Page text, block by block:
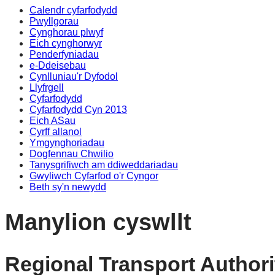
Calendr cyfarfodydd
Pwyllgorau
Cynghorau plwyf
Eich cynghorwyr
Penderfyniadau
e-Ddeisebau
Cynlluniau'r Dyfodol
Llyfrgell
Cyfarfodydd
Cyfarfodydd Cyn 2013
Eich ASau
Cyrff allanol
Ymgynghoriadau
Dogfennau Chwilio
Tanysgrifiwch am ddiweddariadau
Gwyliwch Cyfarfod o'r Cyngor
Beth sy'n newydd
Manylion cyswllt
Regional Transport